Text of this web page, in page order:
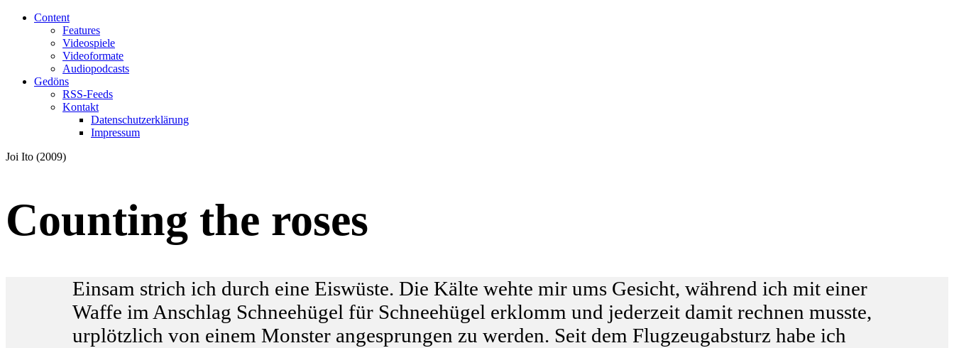
Content
Features
Videospiele
Videoformate
Audiopodcasts
Gedöns
RSS-Feeds
Kontakt
Datenschutzerklärung
Impressum
Joi Ito (2009)
Counting the roses
Einsam strich ich durch eine Eiswüste. Die Kälte wehte mir ums Gesicht, während ich mit einer
Waffe im Anschlag Schneehügel für Schneehügel erklomm und jederzeit damit rechnen musste,
urplötzlich von einem Monster angesprungen zu werden. Seit dem Flugzeugabsturz habe ich